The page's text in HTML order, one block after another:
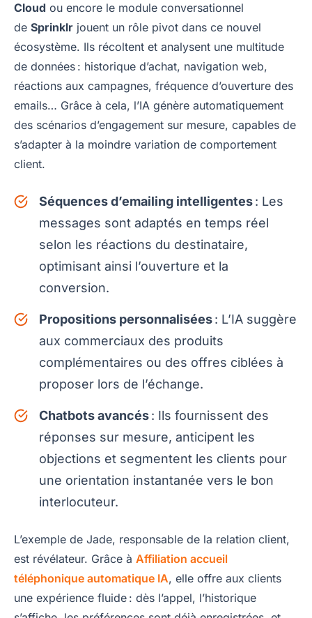
Cloud ou encore le module conversationnel
de Sprinklr jouent un rôle pivot dans ce nouvel
écosystème. Ils récoltent et analysent une multitude
de données : historique d’achat, navigation web,
réactions aux campagnes, fréquence d’ouverture des
emails… Grâce à cela, l’IA génère automatiquement
des scénarios d’engagement sur mesure, capables de
s’adapter à la moindre variation de comportement
client.
Séquences d’emailing intelligentes: Les
messages sont adaptés en temps réel
selon les réactions du destinataire,
optimisant ainsi l’ouverture et la
conversion.
Propositions personnalisées: L’IA suggère
aux commerciaux des produits
complémentaires ou des offres ciblées à
proposer lors de l’échange.
Chatbots avancés: Ils fournissent des
réponses sur mesure, anticipent les
objections et segmentent les clients pour
une orientation instantanée vers le bon
interlocuteur.
L’exemple de Jade, responsable de la relation client,
est révélateur. Grâce à Affiliation accueil
téléphonique automatique IA, elle offre aux clients
une expérience fluide : dès l’appel, l’historique